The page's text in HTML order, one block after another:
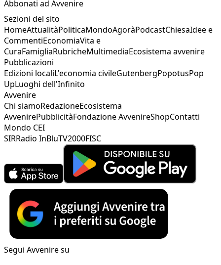
Abbonati ad Avvenire
Sezioni del sito
HomeAttualitàPoliticaMondoAgoràPodcastChiesaIdee e
CommentiEconomiaVita e
CuraFamigliaRubricheMultimediaEcosistema avvenire
Pubblicazioni
Edizioni localiL'economia civileGutenbergPopotusPop
UpLuoghi dell'Infinito
Avvenire
Chi siamoRedazioneEcosistema
AvvenirePubblicitàFondazione AvvenireShopContatti
Mondo CEI
SIRRadio InBluTV2000FISC
Segui Avvenire su